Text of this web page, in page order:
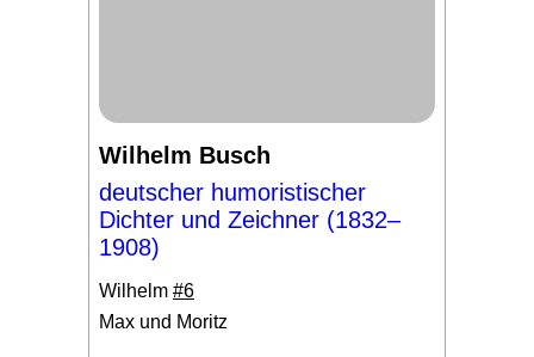
Wilhelm Busch
deutscher humoristischer
Dichter und Zeichner (1832–
1908)
Wilhelm #6
Max und Moritz